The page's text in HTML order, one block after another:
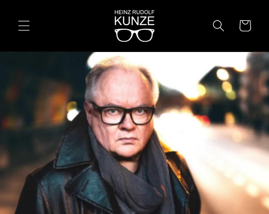
Inhalt
Warenkorb